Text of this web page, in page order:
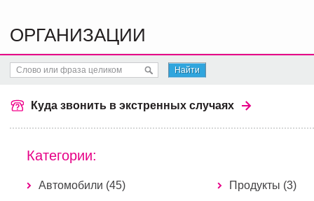
ОРГАНИЗАЦИИ
Найти
Куда звонить в экстренных случаях
Категории:
Автомобили (45)
Продукты (3)